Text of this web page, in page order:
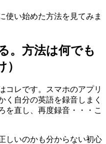
使い始めた方法を見てみま
。方法は何でも
コレです。スマホのアプリ
く自分の英語を録音しまく
を直し、再度録音・・・こ
しいのかも分からない初心